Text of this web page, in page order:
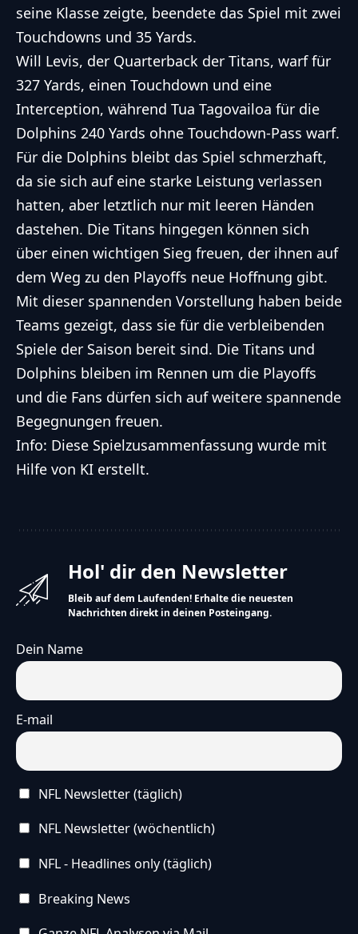
seine Klasse zeigte, beendete das Spiel mit zwei
Touchdowns und 35 Yards.
Will Levis, der Quarterback der Titans, warf für
327 Yards, einen Touchdown und eine
Interception, während Tua Tagovailoa für die
Dolphins 240 Yards ohne Touchdown-Pass warf.
Für die Dolphins bleibt das Spiel schmerzhaft,
da sie sich auf eine starke Leistung verlassen
hatten, aber letztlich nur mit leeren Händen
dastehen. Die Titans hingegen können sich
über einen wichtigen Sieg freuen, der ihnen auf
dem Weg zu den Playoffs neue Hoffnung gibt.
Mit dieser spannenden Vorstellung haben beide
Teams gezeigt, dass sie für die verbleibenden
Spiele der Saison bereit sind. Die Titans und
Dolphins bleiben im Rennen um die Playoffs
und die Fans dürfen sich auf weitere spannende
Begegnungen freuen.
Info: Diese Spielzusammenfassung wurde mit
Hilfe von KI erstellt.
Hol' dir den Newsletter
Bleib auf dem Laufenden! Erhalte die neuesten
Nachrichten direkt in deinen Posteingang.
Dein Name
E-mail
NFL Newsletter (täglich)
NFL Newsletter (wöchentlich)
NFL - Headlines only (täglich)
Breaking News